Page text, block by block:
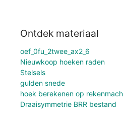
Ontdek materiaal
oef_0fu_2twee_ax2_6
Nieuwkoop hoeken raden
Stelsels
gulden snede
hoek berekenen op
Draaisymmetrie BRR bestand